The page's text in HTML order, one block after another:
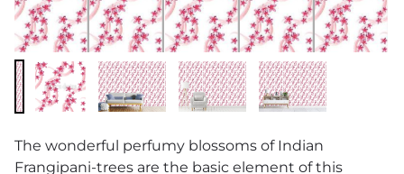
The wonderful perfumy blossoms of Indian
Frangipani-trees are the basic element of this